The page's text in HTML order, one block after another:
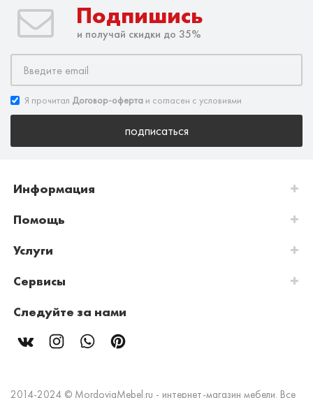
Подпишись
и получай скидки до 35%
Я прочитал Договор-оферта и согласен с условиями
подписаться
Информация
Помощь
Услуги
Сервисы
Следуйте за нами
2014-2024 © MordoviaMebel.ru - интернет-магазин мебели. Все